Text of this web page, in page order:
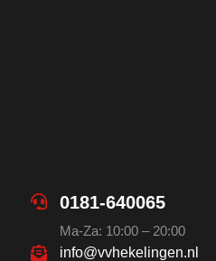
0181-640065
Ma-Za: 10:00 – 20:00
info@vvhekelingen.nl